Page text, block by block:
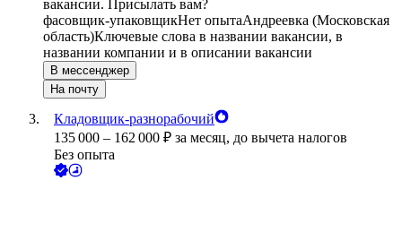
вакансии. Присылать вам?
фасовщик-упаковщикНет опытаАндреевка (Московская
область)Ключевые слова в названии вакансии, в
названии компании и в описании вакансии
В мессенджер
На почту
Кладовщик-разнорабочий
135 000 – 162 000 ₽ за месяц, до вычета налогов
Без опыта